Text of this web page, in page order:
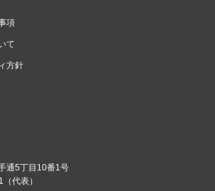
項
て
方針
通5丁目10番1号
代表）